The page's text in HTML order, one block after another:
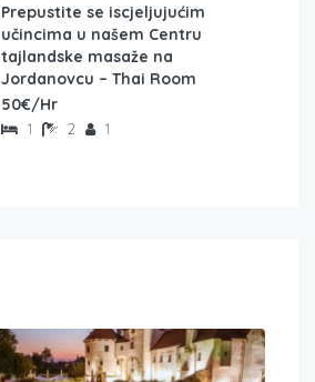
Prepustite se iscjeljujućim
učincima u našem Centru
tajlandske masaže na
Jordanovcu – Thai Room
50€/Hr
1 2 1